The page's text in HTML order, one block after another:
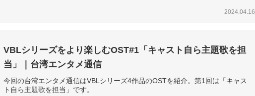
2024.04.16
VBLシリーズをより楽しむOST#1「キャスト自ら主題歌を担
当」｜台湾エンタメ通信
今回の台湾エンタメ通信はVBLシリーズ4作品のOSTを紹介。第1回は「キャス
ト自ら主題歌を担当」です。